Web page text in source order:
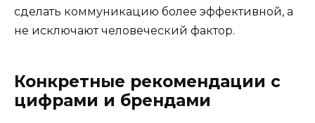
сделать коммуникацию более эффективной, а
не исключают человеческий фактор.
Конкретные рекомендации с
цифрами и брендами